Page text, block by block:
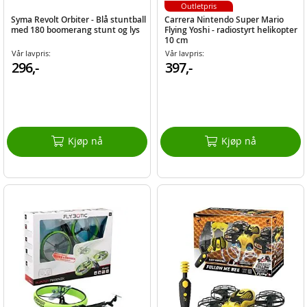
Syma Revolt Orbiter - Blå stuntball
med 180 boomerang stunt og lys
Vår lavpris:
296,-
Kjøp nå
Carrera Nintendo Super Mario
Flying Yoshi - radiostyrt helikopter
10 cm
Vår lavpris:
397,-
Kjøp nå
Outletpris